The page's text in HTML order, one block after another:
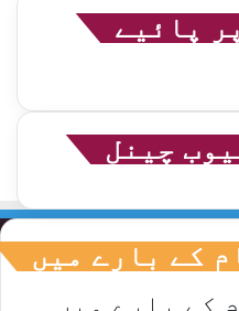
پائیے
چینل
کے بارے میں